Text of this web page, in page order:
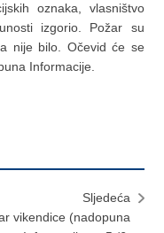
oznaka, vlasništvo
izgorio. Požar su
nije bilo. Očevid će se
Informacije.
Sljedeća
vikendice (nadopuna